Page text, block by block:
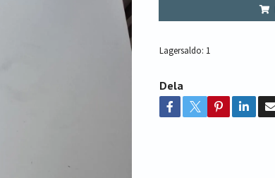
Lagersaldo: 1
Dela